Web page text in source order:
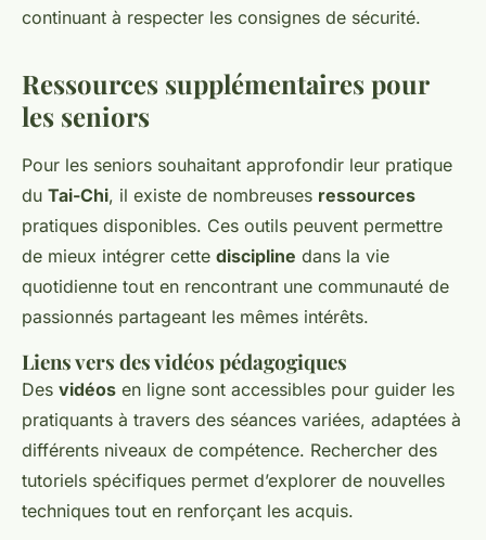
continuant à respecter les consignes de sécurité.
Ressources supplémentaires pour
les seniors
Pour les seniors souhaitant approfondir leur pratique
du Tai-Chi, il existe de nombreuses ressources
pratiques disponibles. Ces outils peuvent permettre
de mieux intégrer cette discipline dans la vie
quotidienne tout en rencontrant une communauté de
passionnés partageant les mêmes intérêts.
Liens vers des vidéos pédagogiques
Des vidéos en ligne sont accessibles pour guider les
pratiquants à travers des séances variées, adaptées à
différents niveaux de compétence. Rechercher des
tutoriels spécifiques permet d’explorer de nouvelles
techniques tout en renforçant les acquis.